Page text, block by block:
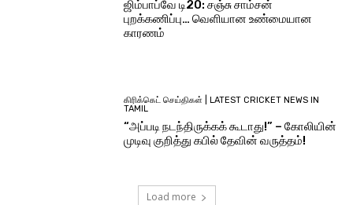
ஜிம்பாப்வே டி20: சஞ்சு சாம்சன்
புறக்கணிப்பு… வெளியான உண்மையான
காரணம்
கிரிக்கெட் செய்திகள் | LATEST CRICKET NEWS IN
TAMIL
“அப்படி நடந்திருக்கக் கூடாது!” – கோலியின்
முடிவு குறித்து கபில் தேவின் வருத்தம்!
Load more